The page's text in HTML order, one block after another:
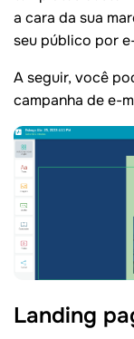
a cara da sua
seu público por
A seguir, você
campanha de e-
Landing